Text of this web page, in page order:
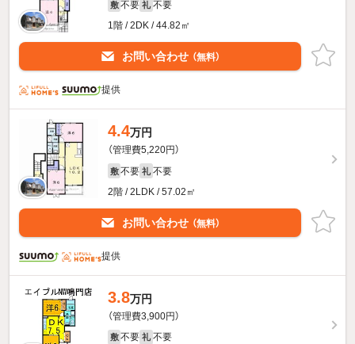
敷 不要 礼 不要
1階 / 2DK / 44.82㎡
お問い合わせ （無料）
提供
4.4万円
（管理費5,220円）
敷 不要 礼 不要
2階 / 2LDK / 57.02㎡
お問い合わせ （無料）
提供
3.8万円
（管理費3,900円）
敷 不要 礼 不要